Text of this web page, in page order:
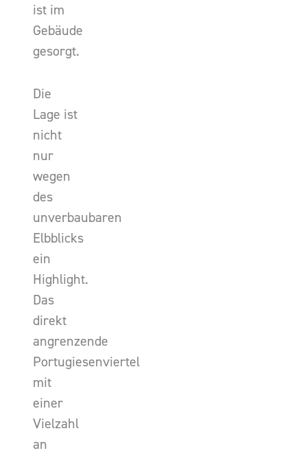
ist im
Gebäude
gesorgt.
Die
Lage ist
nicht
nur
wegen
des
unverbaubaren
Elbblicks
ein
Highlight.
Das
direkt
angrenzende
Portugiesenviertel
mit
einer
Vielzahl
an